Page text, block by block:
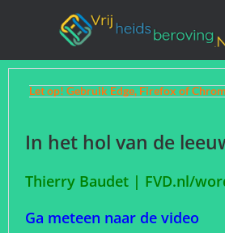
Let op! Gebruik Edge, Firefox of
In het hol van de
Thierry Baudet | FVD.nl/
Ga meteen naar de video